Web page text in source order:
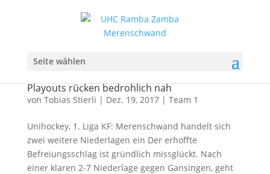
Seite wählen
Playouts rücken bedrohlich nah
von Tobias Stierli | Dez. 19, 2017| Team 1
Unihockey, 1. Liga KF: Merenschwand handelt sich
zwei weitere Niederlagen ein Der erhoffte
Befreiungsschlag ist gründlich missglückt. Nach
einer klaren 2-7 Niederlage gegen Gansingen, geht